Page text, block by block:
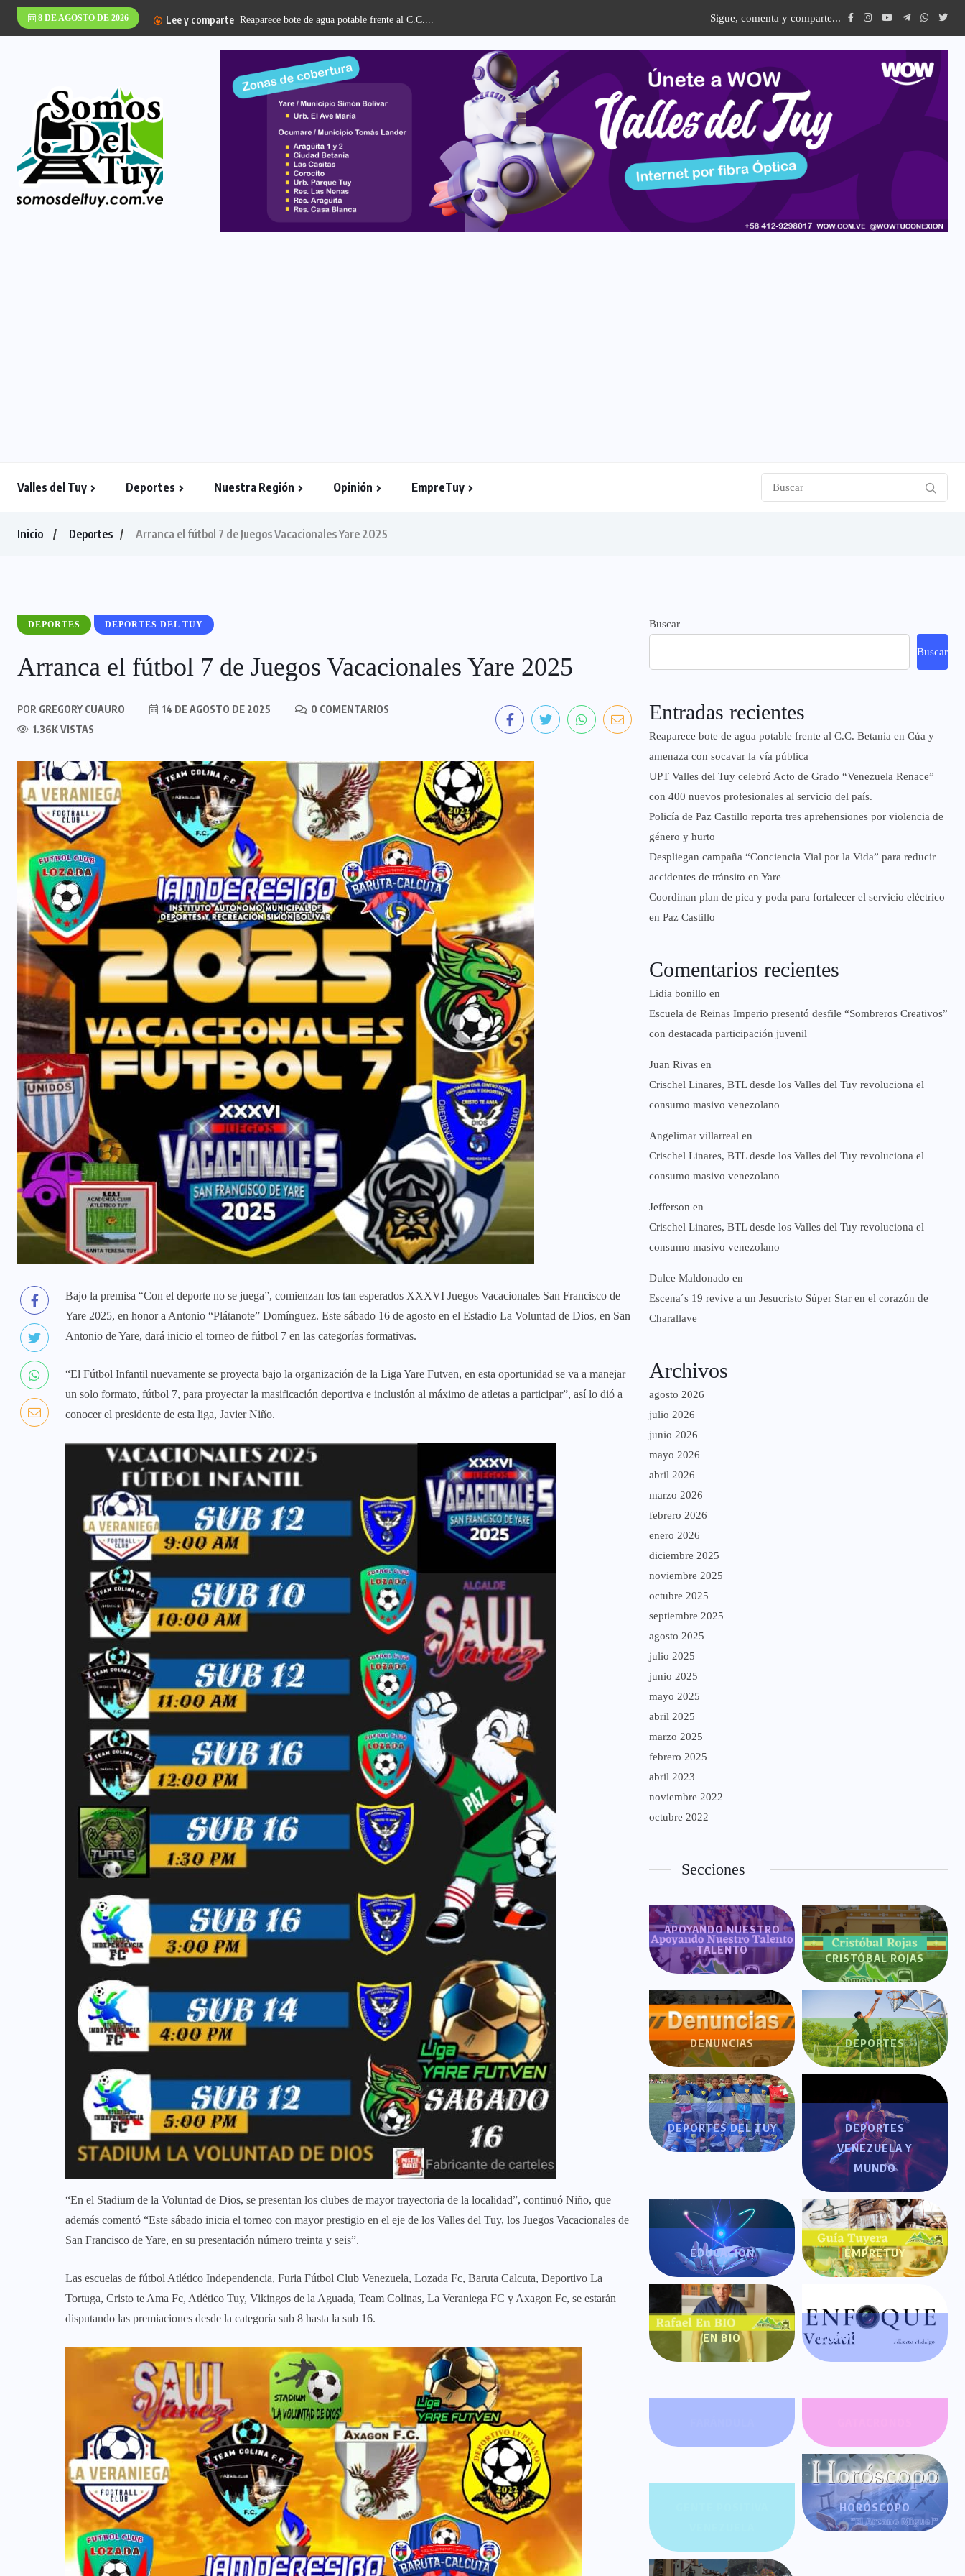
8 DE AGOSTO DE 2026 Lee y comparte UPT Valles del Tuy celebró Acto de Grado...Sigue, comenta y comparte...
Valles del Tuy Deportes Nuestra Región Opinión EmpreTuy
Inicio Deportes Arranca el fútbol 7 de Juegos Vacacionales Yare 2025
DEPORTES DEPORTES DEL TUY
Arranca el fútbol 7 de Juegos Vacacionales Yare 2025
POR GREGORY CUAURO 14 DE AGOSTO DE 2025
0 COMENTARIOS
1.36K VISTAS
Bajo la premisa “Con el deporte no se juega”, comienzan los tan esperados XXXVI Juegos Vacacionales San Francisco de
Yare 2025, en honor a Antonio “Plátanote” Domínguez. Este sábado 16 de agosto en el Estadio La Voluntad de Dios, en San
Antonio de Yare, dará inicio el torneo de fútbol 7 en las categorías formativas.
“El Fútbol Infantil nuevamente se proyecta bajo la organización de la Liga Yare Futven, en esta oportunidad se va a manejar
un solo formato, fútbol 7, para proyectar la masificación deportiva e inclusión al máximo de atletas a participar”, así lo dió a
conocer el presidente de esta liga, Javier Niño.
“En el Stadium de la Voluntad de Dios, se presentan los clubes de mayor trayectoria de la localidad”, continuó Niño, que
además comentó “Este sábado inicia el torneo con mayor prestigio en el eje de los Valles del Tuy, los Juegos Vacacionales de
San Francisco de Yare, en su presentación número treinta y seis”.
Las escuelas de fútbol Atlético Independencia, Furia Fútbol Club Venezuela, Lozada Fc, Baruta Calcuta, Deportivo La
Tortuga, Cristo te Ama Fc, Atlético Tuy, Vikingos de la Aguada, Team Colinas, La Veraniega FC y Axagon Fc, se estarán
disputando las premiaciones desde la categoría sub 8 hasta la sub 16.
Buscar
Buscar
Entradas recientes
Reaparece bote de agua potable frente al C.C. Betania en Cúa y
amenaza con socavar la vía pública
UPT Valles del Tuy celebró Acto de Grado “Venezuela Renace”
con 400 nuevos profesionales al servicio del país.
‎Policía de Paz Castillo reporta tres aprehensiones por violencia de
género y hurto
‎Despliegan campaña “Conciencia Vial por la Vida” para reducir
accidentes de tránsito en Yare
Coordinan plan de pica y poda para fortalecer el servicio eléctrico
en Paz Castillo
Comentarios recientes
Lidia bonillo en
Escuela de Reinas Imperio presentó desfile “Sombreros Creativos”
con destacada participación juvenil
Juan Rivas en
Crischel Linares, BTL desde los Valles del Tuy revoluciona el
consumo masivo venezolano
Angelimar villarreal en
Crischel Linares, BTL desde los Valles del Tuy revoluciona el
consumo masivo venezolano
Jefferson en
Crischel Linares, BTL desde los Valles del Tuy revoluciona el
consumo masivo venezolano
Dulce Maldonado en
Escena´s 19 revive a un Jesucristo Súper Star en el corazón de
Charallave
Archivos
agosto 2026
julio 2026
junio 2026
mayo 2026
abril 2026
marzo 2026
febrero 2026
enero 2026
diciembre 2025
noviembre 2025
octubre 2025
septiembre 2025
agosto 2025
julio 2025
junio 2025
mayo 2025
abril 2025
marzo 2025
febrero 2025
abril 2023
noviembre 2022
octubre 2022
Secciones
APOYANDO NUESTRO
TALENTO
CRISTÓBAL ROJAS
DENUNCIAS DEPORTES
DEPORTES DEL TUY
DEPORTES
VENEZUELA Y
MUNDO
EDUCACIÓN EMPRETUY
EN BIO ENFOQUE VERSÁTIL
HORÓSCOPO